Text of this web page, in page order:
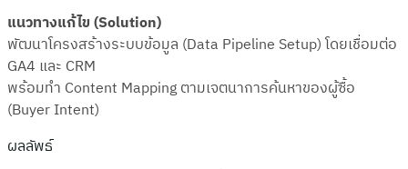
แนวทางแก้ไข (Solution)
พัฒนาโครงสร้างระบบข้อมูล (Data Pipeline Setup) โดยเชื่อมต่อ
GA4 และ CRM
พร้อมทำ Content Mapping ตามเจตนาการค้นหาของผู้ซื้อ
(Buyer Intent)
ผลลัพธ์